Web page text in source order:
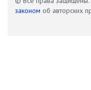
законом об авторских